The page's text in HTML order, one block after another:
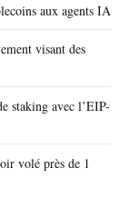
aux agents IA
visant des
staking avec l’EIP-
volé près de 1